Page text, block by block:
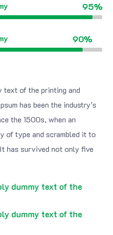
95%
90%
text of the printing and
has been the industry’s
the 1500s, when an
of type and scrambled it to
has survived not only five
dummy text of the
dummy text of the